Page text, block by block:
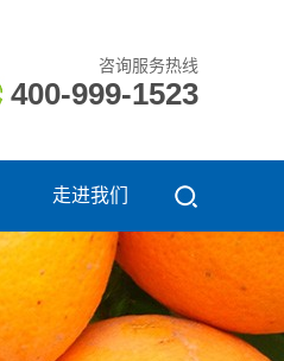
咨询服务热线
400-999-1523
走进我们